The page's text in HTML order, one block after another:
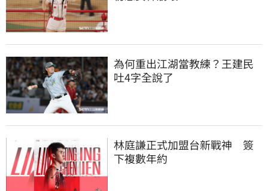
為何重出江湖當教練？王建民
吐4字全說了
林庭謙正式加盟台新戰神　簽
下複數年約